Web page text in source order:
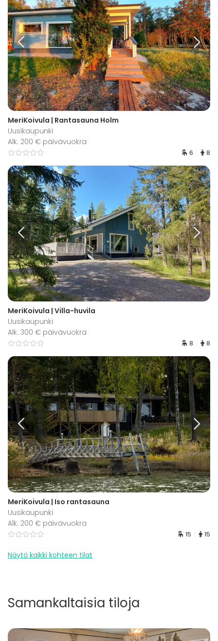
MeriKoivula | Rantasauna Holm
Uusikaupunki
Alk. 200 € päivävuokra
6 8
MeriKoivula | Villa-huvila
Uusikaupunki
Alk. 300 € päivävuokra
8 8
MeriKoivula | Iso rantasauna
Uusikaupunki
Alk. 200 € päivävuokra
15 15
Näytä kaikki kohteen tilat
Samankaltaisia tiloja